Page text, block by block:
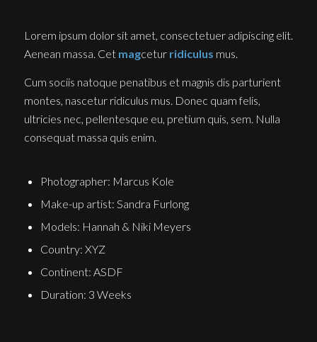
Lorem ipsum dolor sit amet, consectetuer adipiscing elit.
Aenean massa. Cet magcetur ridiculus mus.
Cum sociis natoque penatibus et magnis dis parturient
montes, nascetur ridiculus mus. Donec quam felis,
ultricies nec, pellentesque eu, pretium quis, sem. Nulla
consequat massa quis enim.
Photographer: Marcus Kole
Make-up artist: Sandra Furlong
Models: Hannah & Niki Meyers
Country: XYZ
Continent: ASDF
Duration: 3 Weeks